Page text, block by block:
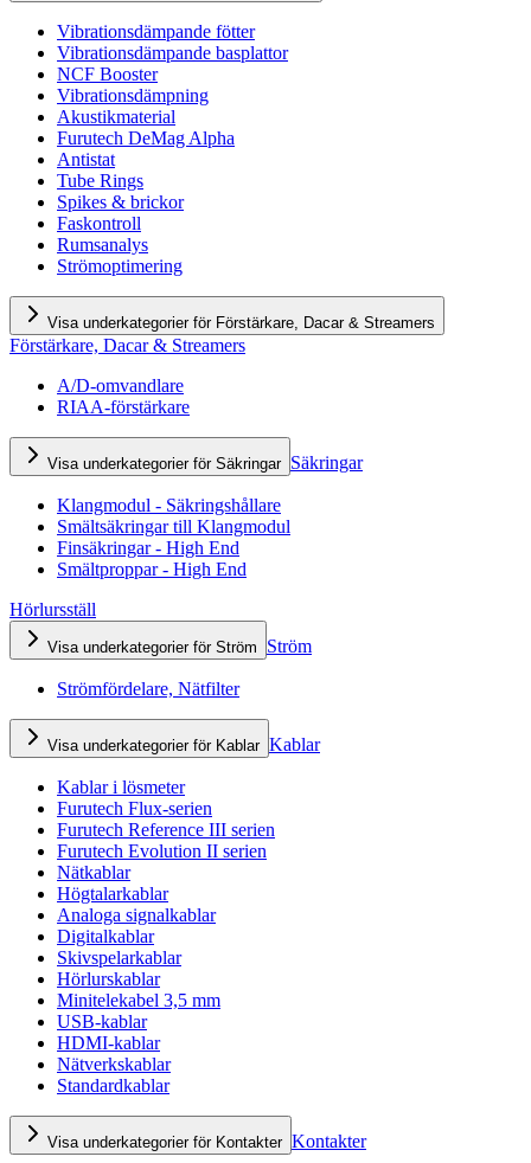
Vibrationsdämpande fötter
Vibrationsdämpande basplattor
NCF Booster
Vibrationsdämpning
Akustikmaterial
Furutech DeMag Alpha
Antistat
Tube Rings
Spikes & brickor
Faskontroll
Rumsanalys
Strömoptimering
Visa underkategorier för Förstärkare, Dacar & Streamers
Förstärkare, Dacar & Streamers
A/D-omvandlare
RIAA-förstärkare
Visa underkategorier för Säkringar Säkringar
Klangmodul - Säkringshållare
Smältsäkringar till Klangmodul
Finsäkringar - High End
Smältproppar - High End
Hörlursställ
Visa underkategorier för Ström Ström
Strömfördelare, Nätfilter
Visa underkategorier för Kablar Kablar
Kablar i lösmeter
Furutech Flux-serien
Furutech Reference III serien
Furutech Evolution II serien
Nätkablar
Högtalarkablar
Analoga signalkablar
Digitalkablar
Skivspelarkablar
Hörlurskablar
Minitelekabel 3,5 mm
USB-kablar
HDMI-kablar
Nätverkskablar
Standardkablar
Visa underkategorier för Kontakter Kontakter